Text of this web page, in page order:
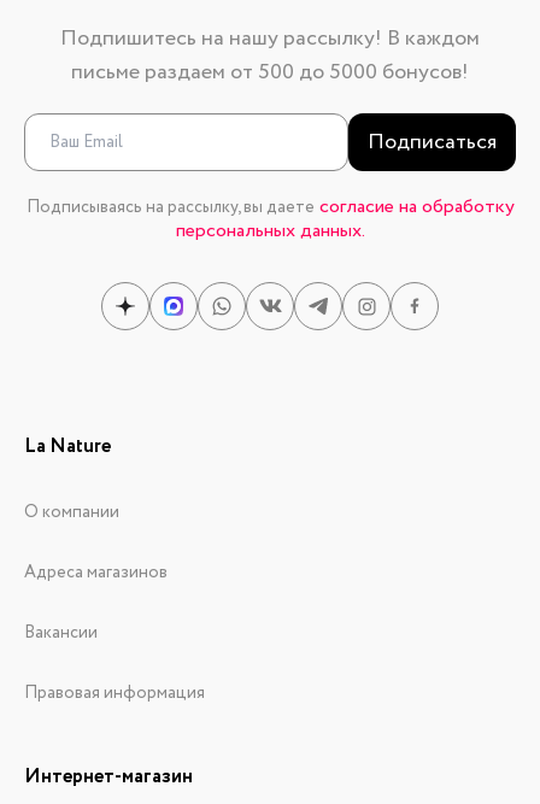
Подпишитесь на нашу рассылку! В каждом
письме раздаем от 500 до 5000 бонусов!
Подписаться
Подписываясь на рассылку, вы даете согласие на обработку
персональных данных.
La Nature
О компании
Адреса магазинов
Вакансии
Правовая информация
Интернет-магазин